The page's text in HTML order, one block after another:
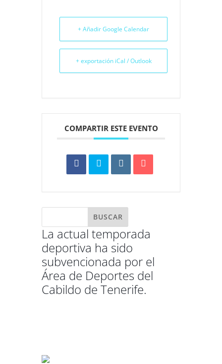
+ Añadir Google Calendar
+ exportación iCal / Outlook
COMPARTIR ESTE EVENTO
La actual temporada
deportiva ha sido
subvencionada por el
Área de Deportes del
Cabildo de Tenerife.